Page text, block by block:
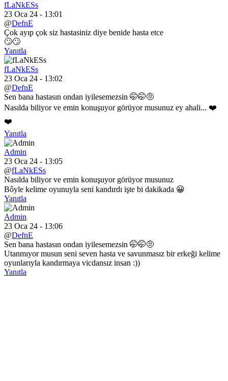
fLaNkESs
23 Oca 24 - 13:01
@DefnE
Çok ayıp çok siz hastasiniz diye benide hasta etce
🙄🙄
Yanıtla
fLaNkESs
23 Oca 24 - 13:02
@DefnE
Sen bana hastasın ondan iyilesemezsin 🤭🤭🤨
Nasılda biliyor ve emin konuşuyor görüyor musunuz ey ahali... ❤️
❤️
Yanıtla
Admin
23 Oca 24 - 13:05
@fLaNkESs
Nasılda biliyor ve emin konuşuyor görüyor musunuz
Bôyle kelime oyunuyla seni kandırdı işte bi dakikada 😀
Yanıtla
Admin
23 Oca 24 - 13:06
@DefnE
Sen bana hastasın ondan iyilesemezsin 🤭🤭🤨
Utanmıyor musun seni seven hasta ve savunmasız bir erkeği kelime
oyunlarıyla kandırmaya vicdansız insan :))
Yanıtla